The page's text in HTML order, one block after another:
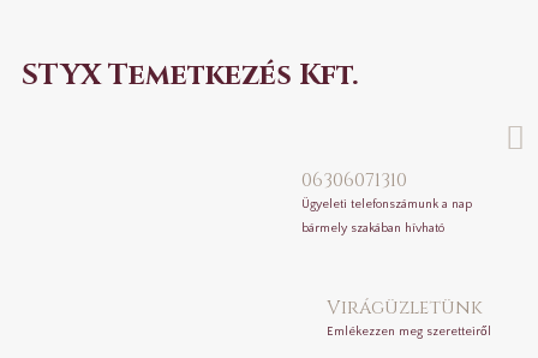
STYX Temetkezés Kft.
06306071310
Ügyeleti telefonszámunk a nap
bármely szakában hívható
Virágüzletünk
Emlékezzen meg szeretteiről